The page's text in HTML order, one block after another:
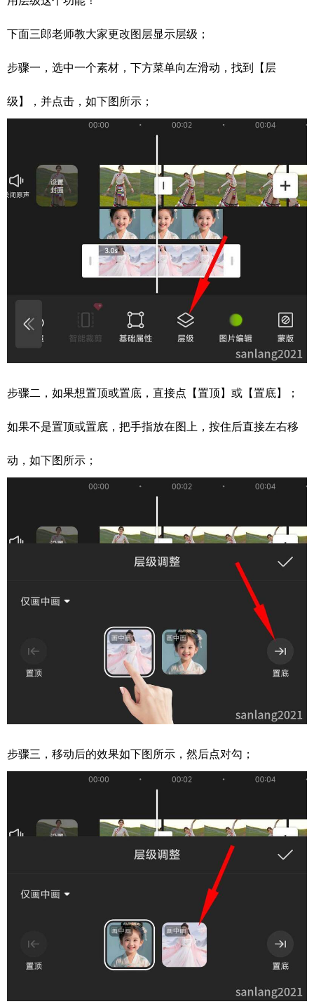
下面三郎老师教大家更改图层显示层级；
步骤一，选中一个素材，下方菜单向左滑动，找到【层
级】，并点击，如下图所示；
步骤二，如果想置顶或置底，直接点【置顶】或【置底】；
如果不是置顶或置底，把手指放在图上，按住后直接左右移
动，如下图所示；
步骤三，移动后的效果如下图所示，然后点对勾；